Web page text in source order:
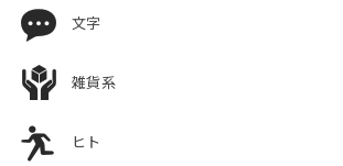
文字
雑貨系
ヒト